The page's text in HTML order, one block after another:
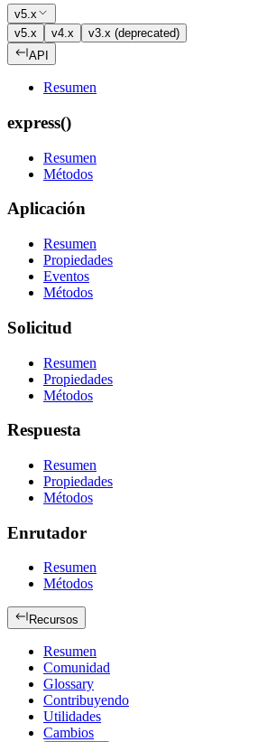
v5.x
v5.x
v4.x
v3.x (deprecated)
API
Resumen
express()
Resumen
Métodos
Aplicación
Resumen
Propiedades
Eventos
Métodos
Solicitud
Resumen
Propiedades
Métodos
Respuesta
Resumen
Propiedades
Métodos
Enrutador
Resumen
Métodos
Recursos
Resumen
Comunidad
Glossary
Contribuyendo
Utilidades
Cambios